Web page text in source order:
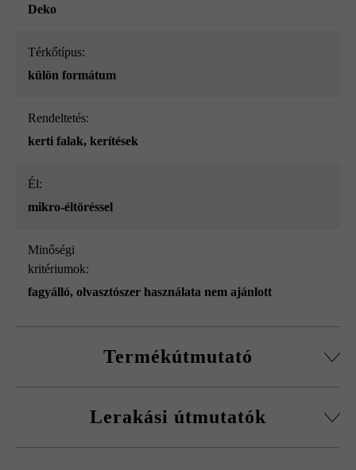
Deko
Térkőtípus:
külön formátum
Rendeltetés:
kerti falak, kerítések
él:
mikro-éltöréssel
Minőségi
kritériumok:
fagyálló, olvasztószer használata nem ajánlott
Termékútmutató
kövekkel, sarokkő-szettel és fedőlapokkal.
Lerakási útmutatók